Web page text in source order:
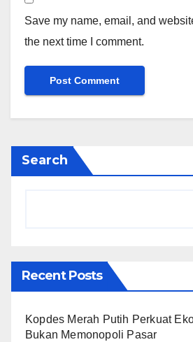
Save my name, email, and
the next time I comment.
Search
Recent Posts
Kopdes Merah Putih Perkuat
Bukan Memonopoli Pasar